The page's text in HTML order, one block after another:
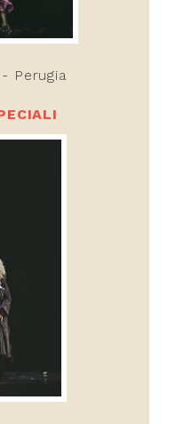
Perugia